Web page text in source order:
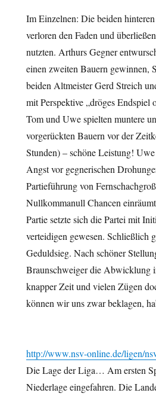
Im Einzelnen: Die beiden
verloren den Faden und
nutzten. Arthurs Gegner
einen zweiten Bauern gewinnen,
beiden Altmeister Gerd Streich
mit Perspektive „dröges
Tom und Uwe spielten muntere
vorgerückten Bauern vor der
Stunden) – schöne Leistung!
Angst vor gegnerischen
Partieführung von
Nullkommanull Chancen
Partie setzte sich die Partei mit
verteidigen gewesen. Schließlich
Geduldsieg. Nach schöner
Braunschweiger die Abwicklung
knapper Zeit und vielen Zügen
können wir uns zwar beklagen,
http://www.nsv-online.de/ligen/
Die Lage der Liga… Am ersten
Niederlage eingefahren. Die